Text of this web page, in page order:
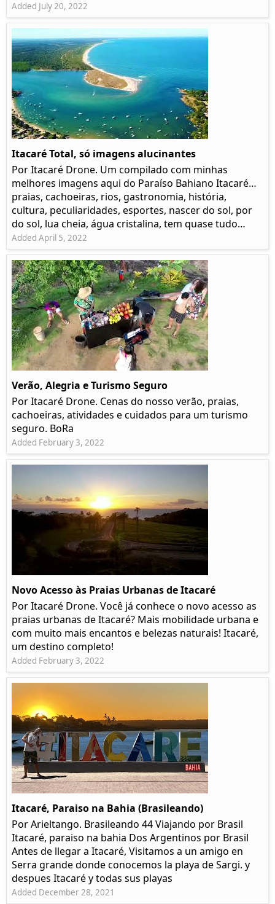
Added July 20, 2022
Itacaré Total, só imagens alucinantes
Por Itacaré Drone. Um compilado com minhas
melhores imagens aqui do Paraíso Bahiano Itacaré…
praias, cachoeiras, rios, gastronomia, história,
cultura, peculiaridades, esportes, nascer do sol, por
do sol, lua cheia, água cristalina, tem quase tudo…
Added April 5, 2022
Verão, Alegria e Turismo Seguro
Por Itacaré Drone. Cenas do nosso verão, praias,
cachoeiras, atividades e cuidados para um turismo
seguro. BoRa
Added February 3, 2022
Novo Acesso às Praias Urbanas de Itacaré
Por Itacaré Drone. Você já conhece o novo acesso as
praias urbanas de Itacaré? Mais mobilidade urbana e
com muito mais encantos e belezas naturais! Itacaré,
um destino completo!
Added February 3, 2022
Itacaré, Paraiso na Bahia (Brasileando)
Por Arieltango. Brasileando 44 Viajando por Brasil
Itacaré, paraiso na bahia Dos Argentinos por Brasil
Antes de llegar a Itacaré, Visitamos a un amigo en
Serra grande donde conocemos la playa de Sargi. y
despues Itacaré y todas sus playas
Added December 28, 2021